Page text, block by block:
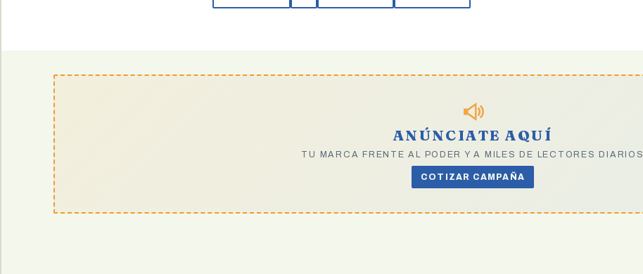
ANÚNCIATE AQUÍ
TU MARCA FRENTE AL PODER Y A MILES DE LECTORES DIARIOS
COTIZAR CAMPAÑA